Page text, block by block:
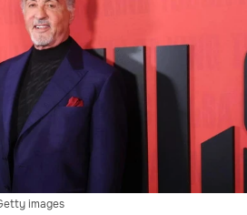
images